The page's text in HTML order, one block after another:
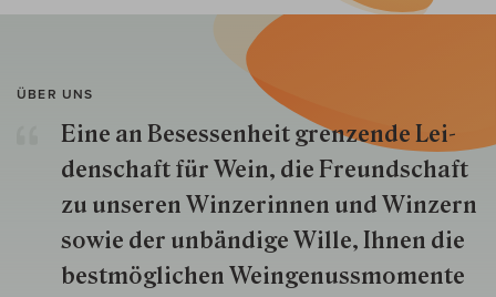
ÜBER UNS
Eine an Besessenheit gren­zende Lei­
den­schaft für Wein, die Freund­schaft
zu unseren Win­zer­innen und Win­zern
so­wie der un­bän­dige Wille, Ihnen die
best­mög­lich­en Wein­genuss­momente